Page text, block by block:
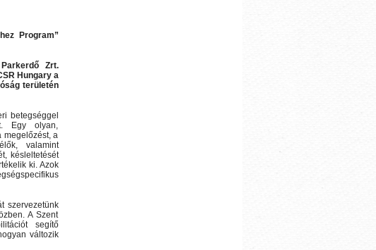
Program”
Zrt.
Hungary a
területén
betegséggel
Egy olyan,
megelőzést, a
valamint
késleltetését
ki. Azok
szervezetünk
A Szent
segítő
változik